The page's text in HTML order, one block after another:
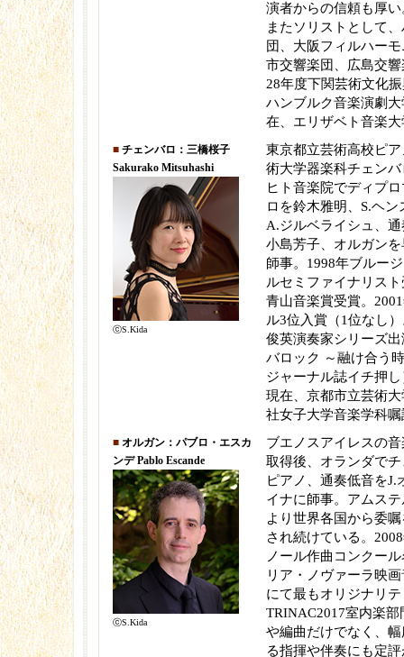
演者からの信頼も厚い
またソリストとして
団、大阪フィルハー
市交響楽団、広島交
28年度下関芸術文化
ハンブルク音楽演劇
在、エリザベト音楽
■ チェンバロ：三橋桜子
Sakurako Mitsuhashi
ⓒS.Kida
東京都立芸術高校ピ
術大学器楽科チェン
ヒト音楽院でディプ
ロを鈴木雅明、S.ヘン
A.ジルベライシュ、
小島芳子、オルガン
師事。1998年ブルー
ルセミファイナリス
青山音楽賞受賞。
ル3位入賞（1位なし
俊英演奏家シリーズ
バロック ～融け合う
ジャーナル誌イチ押
現在、京都市立芸術
社女子大学音楽学科
■ オルガン：パブロ・エスカ
ンデ Pablo Escande
ⓒS.Kida
ブエノスアイレスの
取得後、オランダで
ピアノ、通奏低音をJ.
イナに師事。アムス
より世界各国から委
され続けている。
ノール作曲コンクー
リア・ノヴァーラ映
にて最もオリジナリ
TRINAC2017室内楽
や編曲だけでなく、
る指揮や伴奏にも定